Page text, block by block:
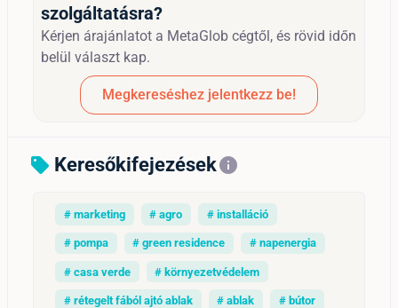
szolgáltatásra?
Kérjen árajánlatot a MetaGlob cégtől, és rövid időn
belül választ kap.
Megkereséshez jelentkezz be!
sell Keresőkifejezésekinfo
# marketing # agro # installáció
# pompa # green residence # napenergia
# casa verde # környezetvédelem
# rétegelt fából ajtó ablak # ablak # bútor